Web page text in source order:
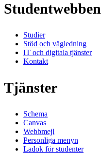
Studentwebben
Studier
Stöd och vägledning
IT och digitala tjänster
Kontakt
Tjänster
Schema
Canvas
Webbmejl
Personliga menyn
Ladok för studenter